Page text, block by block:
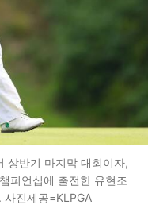
상반기 마지막 대회이자,
피언십에 출전한 유현조
사진제공=KLPGA